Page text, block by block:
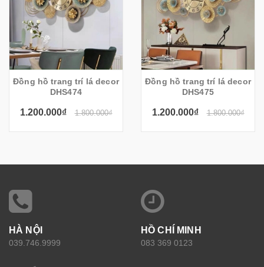
Đồng hồ trang trí lá decor
DHS474
1.200.000₫ 1.800.000₫
Đồng hồ trang trí lá decor
DHS475
1.200.000₫ 1.800.000₫
HÀ NỘI
039.746.9999
HỒ CHÍ MINH
083 369 0123